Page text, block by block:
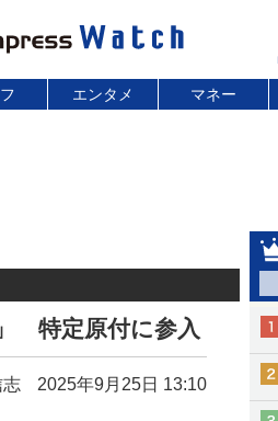
エンタメ マネー
特定原付に参入
志 2025年9月25日 13:10